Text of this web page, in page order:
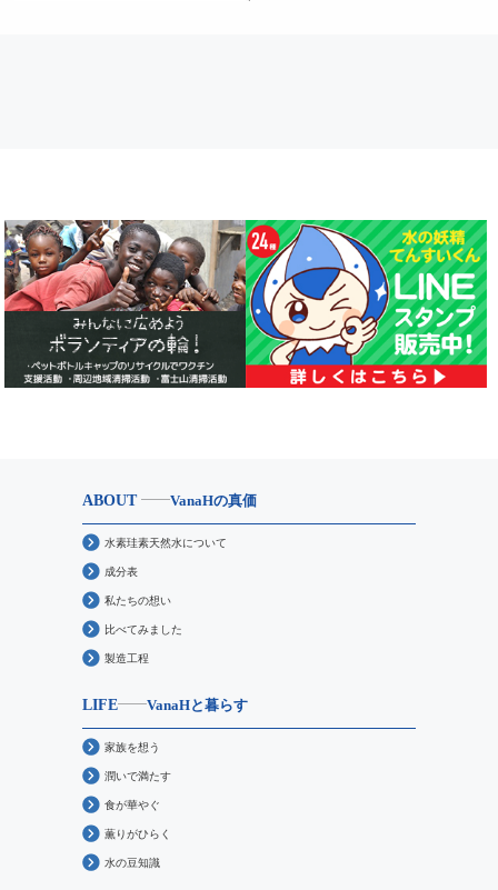
ABOUT VanaHの真価
水素珪素天然水について
成分表
私たちの想い
比べてみました
製造工程
LIFE VanaHと暮らす
家族を想う
潤いで満たす
食が華やぐ
薫りがひらく
水の豆知識